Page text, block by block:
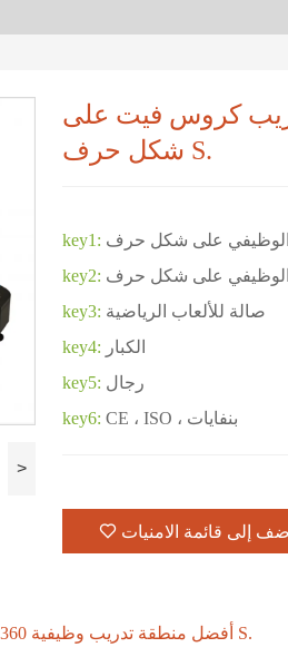
>
تدريب وظيفية 360 ، تدريب كروس فيت على
شكل حرف S.
key1:
key2:
key3: صالة للألعاب الرياضية
key4: الكبار
key5: رجال
key6:
CE ، ISO ، بنفايات
أضف إلى قائمة الامنيات
أفضل منطقة تدريب وظيفية 360 ، تدريب كروس فيت على شكل حرف S.